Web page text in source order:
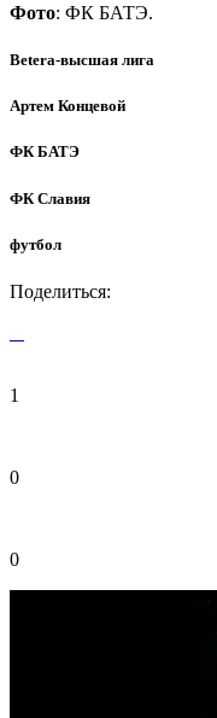
Фото: ФК БАТЭ.
Betera-высшая лига
Артем Концевой
ФК БАТЭ
ФК Славия
футбол
Поделиться:
1
0
0